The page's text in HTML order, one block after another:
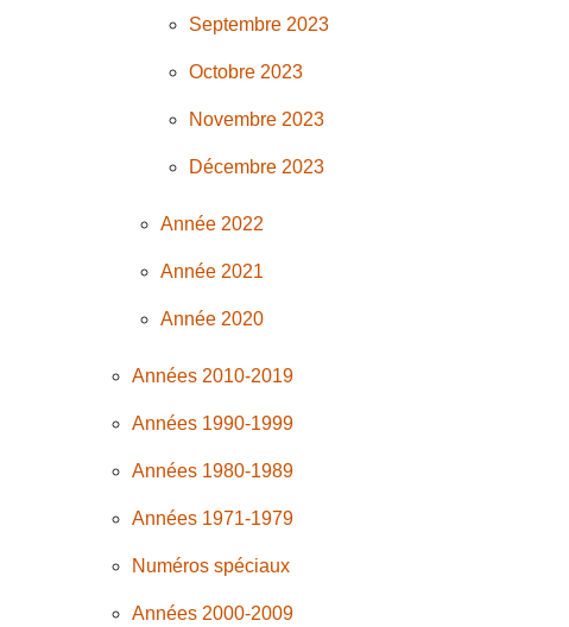
Septembre 2023
Octobre 2023
Novembre 2023
Décembre 2023
Année 2022
Année 2021
Année 2020
Années 2010-2019
Années 1990-1999
Années 1980-1989
Années 1971-1979
Numéros spéciaux
Années 2000-2009